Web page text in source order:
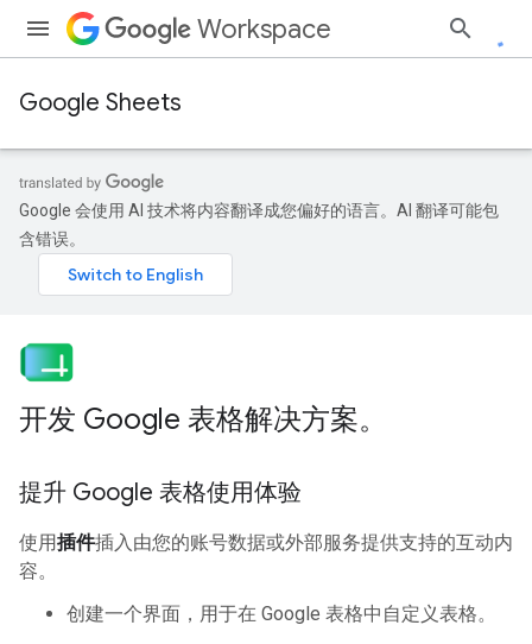
Workspace
Google Sheets
Google 会使用 AI 技术将内容翻译成您偏好的语言。AI 翻译可能包
含错误。
开发 Google 表格解决方案。
提升 Google 表格使用体验
使用插件插入由您的账号数据或外部服务提供支持的互动内
容。
创建一个界面，用于在 Google 表格中自定义表格。